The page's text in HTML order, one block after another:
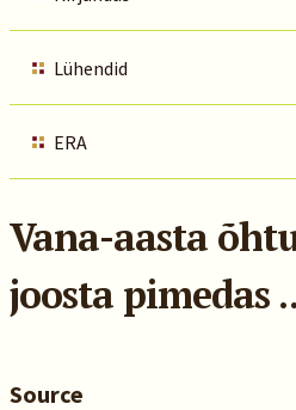
Lühendid
ERA
Vana-aasta
joosta pimedas
Source